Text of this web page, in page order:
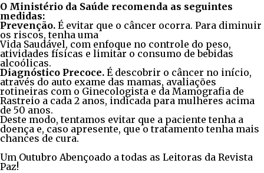
O Ministério da Saúde recomenda as seguintes
medidas:
Prevenção. É evitar que o câncer ocorra. Para diminuir
os riscos, tenha uma
Vida Saudável, com enfoque no controle do peso,
atividades físicas e limitar o consumo de bebidas
alcoólicas.
Diagnóstico Precoce. É descobrir o câncer no início,
através do auto exame das mamas, avaliações
rotineiras com o Ginecologista e da Mamografia de
Rastreio a cada 2 anos, indicada para mulheres acima
de 50 anos.
Deste modo, tentamos evitar que a paciente tenha a
doença e, caso apresente, que o tratamento tenha mais
chances de cura.
Um Outubro Abençoado a todas as Leitoras da Revista
Paz!